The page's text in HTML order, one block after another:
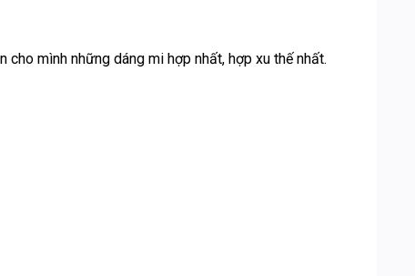
mình những dáng mi hợp nhất, hợp xu thế nhất.